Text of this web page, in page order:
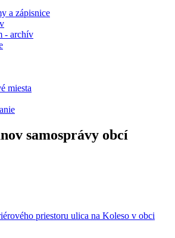
a zápisnice
- archív
miesta
samosprávy obcí